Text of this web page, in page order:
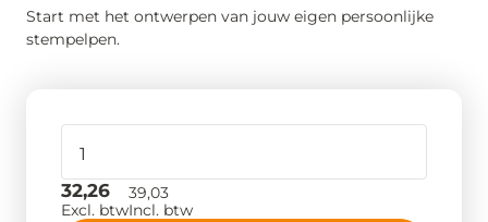
Start met het ontwerpen van jouw eigen persoonlijke
stempelpen.
32,26
Excl. btw
39,03
Incl. btw